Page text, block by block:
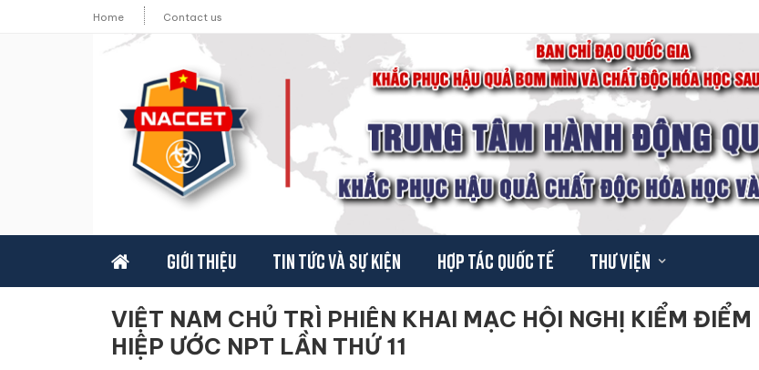
Home Contact us
Giới thiệu Tin tức và sự kiện Hợp tác quốc tế Thư viện
VIỆT NAM CHỦ TRÌ PHIÊN KHAI MẠC HỘI NGHỊ KIỂM ĐIỂM
HIỆP ƯỚC NPT LẦN THỨ 11